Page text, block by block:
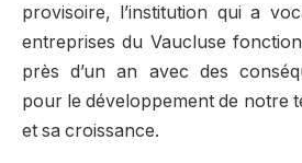
provisoire, l’institution qui a
entreprises du Vaucluse
près d’un an avec des
pour le développement de notre
et sa croissance.